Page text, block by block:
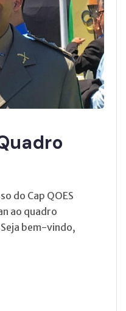
do Cap QOES
ao quadro
bem-vindo,